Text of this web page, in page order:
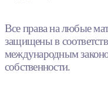
Все права на любые
защищены в
международным
собственности.